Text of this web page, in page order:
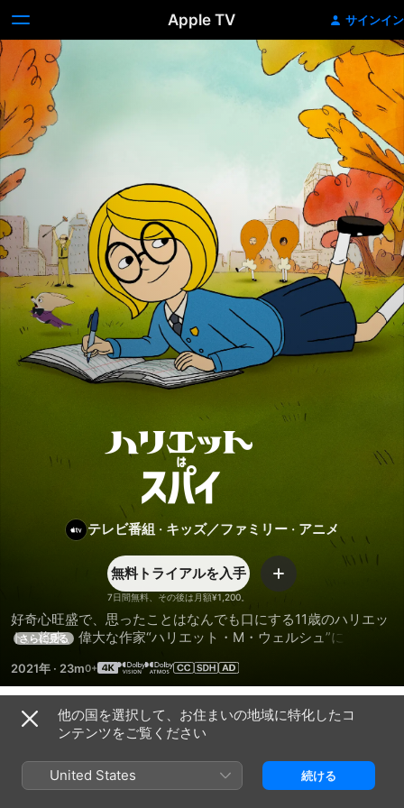
Apple TV サインイン
ハ
リ
エ
ッ
ト
は
ス
パ
イ
テレビ番組 · キッズ／ファミリー · アニメ
7日間無料、その後は月額¥1,200。
無料トライアルを入手
追
好奇心旺盛で、思ったことはなんでも口にする11歳のハリエッ
ト。将来、偉大な作家“ハリエット・M・ウェルシュ”になりた
リエットはスパイしなきゃいけない...周りのみんなを。
さらに見る
2021年 · 23m
シーズン 2
他の国を選択して、お住まいの地域に特化したコ
ンテンツをご覧ください
United States 続ける